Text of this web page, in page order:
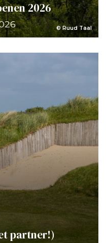
© Ruud Taal
2026
partner!)